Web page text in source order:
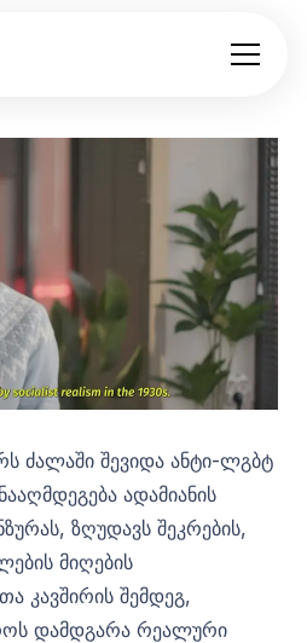
ძალაში შევიდა ანტი-ლგბტ
ადამიანის
ზღუდავს შეკრების,
მიღების
კავშირის შემდეგ,
დამდგარა რეალური